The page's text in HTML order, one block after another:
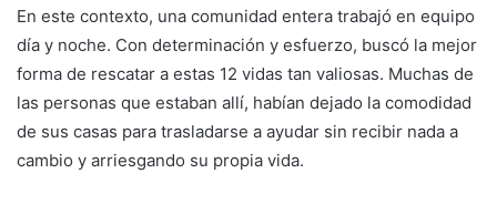
En este contexto, una comunidad entera trabajó en equipo
día y noche. Con determinación y esfuerzo, buscó la mejor
forma de rescatar a estas 12 vidas tan valiosas. Muchas de
las personas que estaban allí, habían dejado la comodidad
de sus casas para trasladarse a ayudar sin recibir nada a
cambio y arriesgando su propia vida.